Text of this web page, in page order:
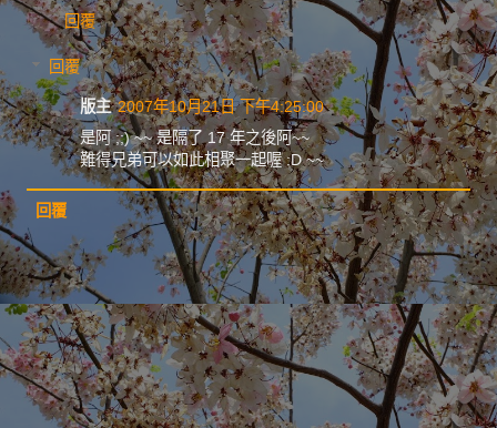
回覆
回覆
版主 2007年10月21日 下午4:25:00
是阿 ;;) ~~ 是隔了 17 年之後阿~~
難得兄弟可以如此相聚一起喔 :D ~~
回覆